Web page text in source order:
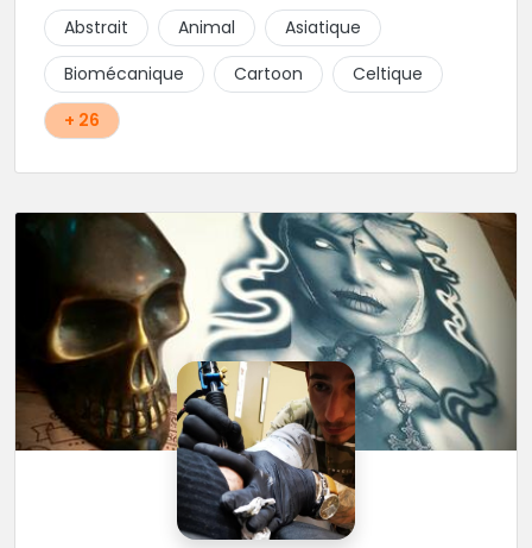
d'hygiène les plus strictes. Du new-school, du old
school, fantasy ou encore réaliste, Niko, Anthony,
Cody et les nombreux Guest seront adapter vos
idées en tatouages uniques et créatifs.
Abstrait Animal
Asiatique
Biomécanique
Cartoon
Celtique
+ 26